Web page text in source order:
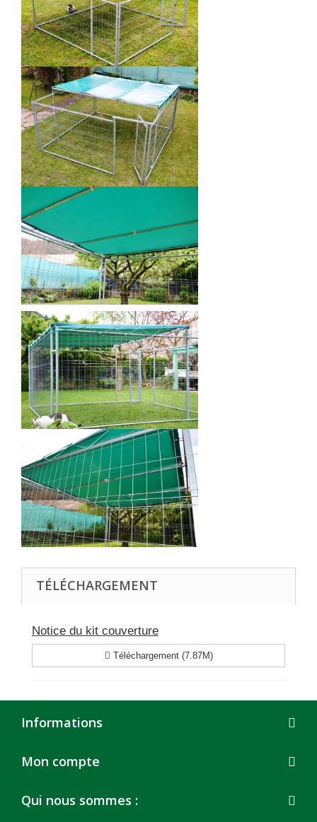
TÉLÉCHARGEMENT
Notice du kit couverture
Téléchargement (7.87M)
Informations
Mon compte
Qui nous sommes :